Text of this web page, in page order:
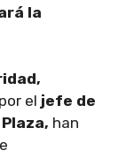
la
el jefe de
han